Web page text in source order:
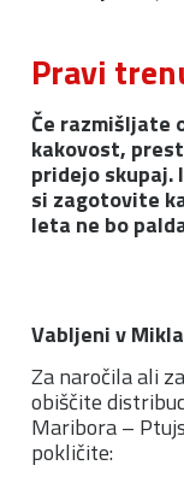
Pravi
Če razmišljate
kakovost,
pridejo
si zagotovite
leta ne bo
Vabljeni v
Za naročila ali
obiščite
Maribora –
pokličite: